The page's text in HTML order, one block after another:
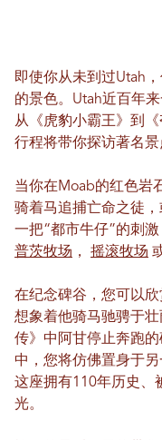
即使你从未到过Utah
的景色。Utah近百年
从《虎豹小霸王》到
行程将带你探访著名
当你在Moab的红色岩
骑着马追捕亡命之徒
一把“都市牛仔”的刺
普茨牧场 ， 摇滚牧场
在纪念碑谷，您可以欣
想象着他骑马驰骋于
传》中阿甘停止奔跑
中，您将仿佛置身于
这座拥有110年历史、
光。